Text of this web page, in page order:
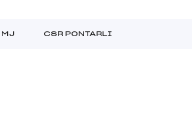
MJ CSR PONTARLI